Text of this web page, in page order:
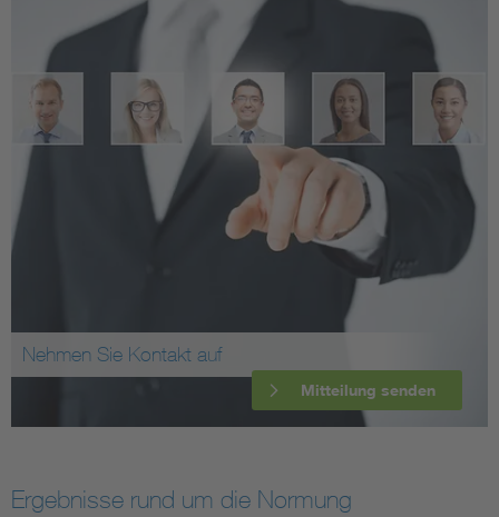
Nehmen Sie Kontakt auf
Mitteilung senden
Ergebnisse rund um die Normung